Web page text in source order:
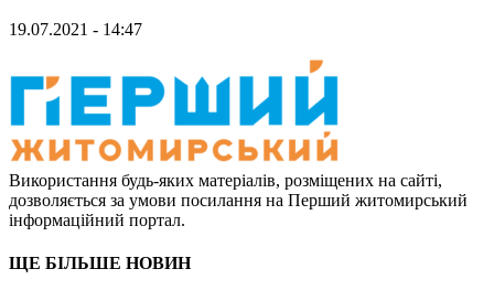
19.07.2021 - 14:47
Використання будь-яких матеріалів, розміщених на сайті,
дозволяється за умови посилання на Перший житомирський
інформаційний портал.
ЩЕ БІЛЬШЕ НОВИН